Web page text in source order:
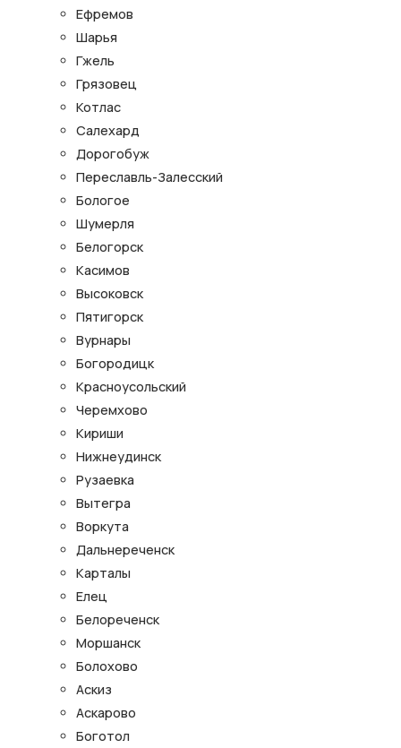
Ефремов
Шарья
Гжель
Грязовец
Котлас
Салехард
Дорогобуж
Переславль-Залесский
Бологое
Шумерля
Белогорск
Касимов
Высоковск
Пятигорск
Вурнары
Богородицк
Красноусольский
Черемхово
Кириши
Нижнеудинск
Рузаевка
Вытегра
Воркута
Дальнереченск
Карталы
Елец
Белореченск
Моршанск
Болохово
Аскиз
Аскарово
Боготол